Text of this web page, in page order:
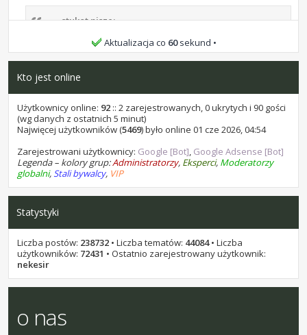
stukot pisze:
najlepszego.
stukot•25 lip 2026, 10:32
bochen9 i samel 15, życzę Wam wszystkiego najlepszego.
stukot•07 lip 2026, 16:58
stukot•18 cze 2026, 14:22
Kaen1227, życzę Ci wszystkiego najlepszego.
Przez około 10 godzin, jest za darmo w promocji: AI Photo
Stamp Remover 18. Na sharewareonsale
stukot• 01 cze 2026, 10:40
Areecki, życzę Ci wszystkiego najlepszego.
Aktualizacja co 60sekund
Kto jest online
Użytkownicy online: 92 :: 2 zarejestrowanych, 0 ukrytych i 90 gości
(wg danych z ostatnich 5 minut)
Najwięcej użytkowników (5469) było online 01 cze 2026, 04:54
Zarejestrowani użytkownicy: Google [Bot], Google Adsense [Bot]
Legenda – kolory grup:Administratorzy, Eksperci, Moderatorzy
globalni,Stali bywalcy, VIP
Statystyki
Liczba postów: 238732 • Liczba tematów: 44084• Liczba
użytkowników: 72431 • Ostatnio zarejestrowany użytkownik:
nekesir
o nas